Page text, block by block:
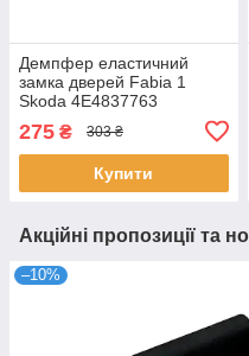
Демпфер еластичний
замка дверей Fabia 1
Skoda 4E4837763
275 ₴ 303 ₴
Купити
Акційні пропозиції та
–10%